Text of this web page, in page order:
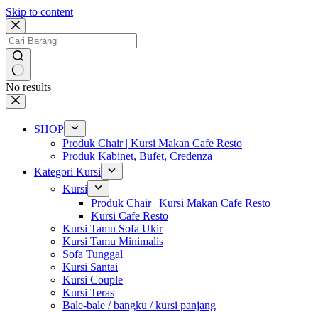
Skip to content
No results
SHOP
Produk Chair | Kursi Makan Cafe Resto
Produk Kabinet, Bufet, Credenza
Kategori Kursi
Kursi
Produk Chair | Kursi Makan Cafe Resto
Kursi Cafe Resto
Kursi Tamu Sofa Ukir
Kursi Tamu Minimalis
Sofa Tunggal
Kursi Santai
Kursi Couple
Kursi Teras
Bale-bale / bangku / kursi panjang